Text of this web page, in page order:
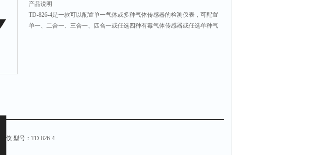
产品说明
TD-826-4是一款可以配置单一气体或多种气体传感器的检测仪表，可配置
单一、二合一、三合一、四合一或任选四种有毒气体传感器或任选单种气
仪 型号：TD-826-4